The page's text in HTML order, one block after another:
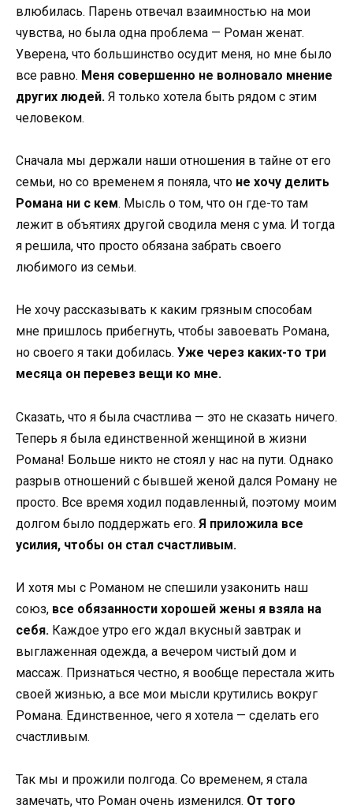
влюбилась. Парень отвечал взаимностью на мои
чувства, но была одна проблема — Роман женат.
Уверена, что большинство осудит меня, но мне было
все равно. Меня совершенно не волновало мнение
других людей. Я только хотела быть рядом с этим
человеком.
Сначала мы держали наши отношения в тайне от его
семьи, но со временем я поняла, что не хочу делить
Романа ни с кем. Мысль о том, что он где-то там
лежит в объятиях другой сводила меня с ума. И тогда
я решила, что просто обязана забрать своего
любимого из семьи.
Не хочу рассказывать к каким грязным способам
мне пришлось прибегнуть, чтобы завоевать Романа,
но своего я таки добилась. Уже через каких-то три
месяца он перевез вещи ко мне.
Сказать, что я была счастлива — это не сказать ничего.
Теперь я была единственной женщиной в жизни
Романа! Больше никто не стоял у нас на пути. Однако
разрыв отношений с бывшей женой дался Роману не
просто. Все время ходил подавленный, поэтому моим
долгом было поддержать его. Я приложила все
усилия, чтобы он стал счастливым.
И хотя мы с Романом не спешили узаконить наш
союз, все обязанности хорошей жены я взяла на
себя. Каждое утро его ждал вкусный завтрак и
выглаженная одежда, а вечером чистый дом и
массаж. Признаться честно, я вообще перестала жить
своей жизнью, а все мои мысли крутились вокруг
Романа. Единственное, чего я хотела — сделать его
счастливым.
Так мы и прожили полгода. Со временем, я стала
замечать, что Роман очень изменился. От того